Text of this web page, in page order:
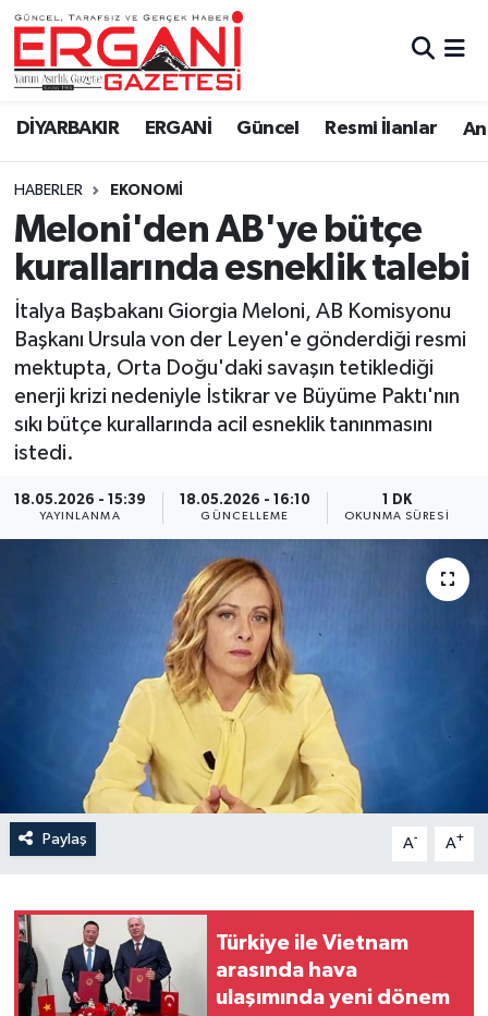
DİYARBAKIR ERGANİ Güncel Resmi İlanlar
HABERLER EKONOMİ
Meloni'den AB'ye bütçe
kurallarında esneklik talebi
İtalya Başbakanı Giorgia Meloni, AB Komisyonu
Başkanı Ursula von der Leyen'e gönderdiği resmi
mektupta, Orta Doğu'daki savaşın tetiklediği
enerji krizi nedeniyle İstikrar ve Büyüme Paktı'nın
sıkı bütçe kurallarında acil esneklik tanınmasını
istedi.
18.05.2026 - 15:39
YAYINLANMA
18.05.2026 - 16:10
GÜNCELLEME
1 DK
OKUNMA SÜRESI
Paylaş A- A+
Türkiye ile Vietnam
arasında hava
ulaşımında yeni dönem
DİYARBAKIR
BİSMİL
BAĞLAR
ERGANİ
Güncel
Eği̇ti̇m
Resmi İlanlar
Sağlık
Si̇yaset
Bi̇li̇m & Teknoloji̇
Eği̇ti̇m
Ergani Nöbetçi Eczaneler
Ergani Hava Durumu
Ergani Trafik Yoğunluk Haritası
Süper Lig Puan Durumu ve Fikstür
Tüm Manşetler
Son Dakika Haberleri
Haber Arşivi